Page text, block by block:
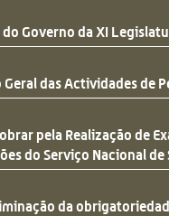
Governo da XI
das Actividades de
pela Realização de
do Serviço Nacional de
da